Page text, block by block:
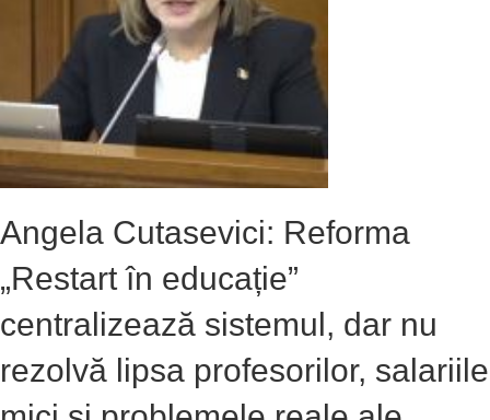
Angela Cutasevici: Reforma
„Restart în educație”
centralizează sistemul, dar nu
rezolvă lipsa profesorilor, salariile